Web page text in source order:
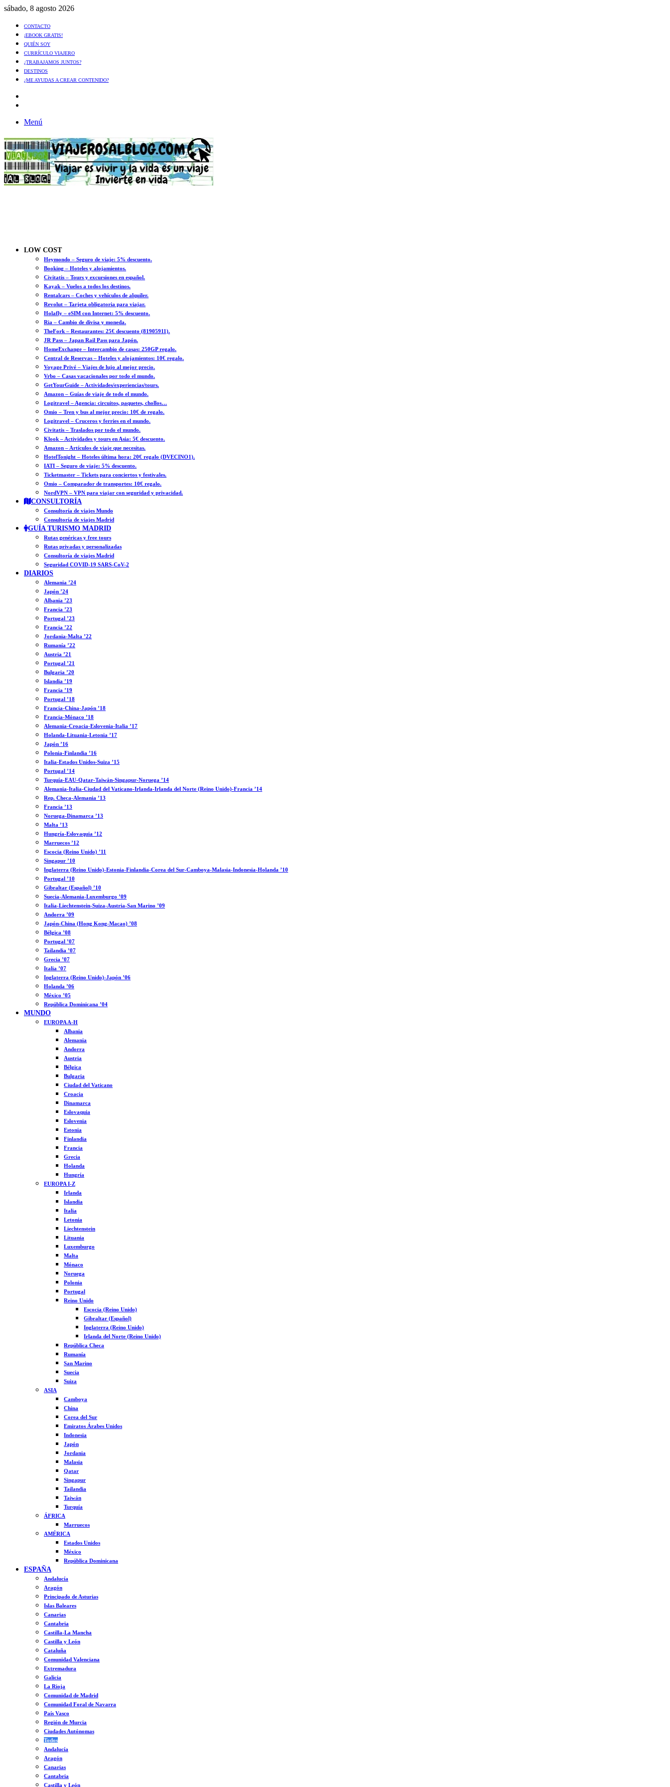
sábado, 8 agosto 2026
CONTACTO
¡EBOOK GRATIS!
QUIÉN SOY
CURRÍCULO VIAJERO
¿TRABAJAMOS JUNTOS?
DESTINOS
¿ME AYUDAS A CREAR CONTENIDO?
Menú
LOW COST
Heymondo – Seguro de viaje: 5% descuento.
Booking – Hoteles y alojamientos.
Civitatis – Tours y excursiones en español.
Kayak – Vuelos a todos los destinos.
Rentalcars – Coches y vehículos de alquiler.
Revolut – Tarjeta obligatoria para viajar.
Holafly – eSIM con Internet: 5% descuento.
Ria – Cambio de divisa y moneda.
TheFork – Restaurantes: 25€ descuento (81905911).
JR Pass – Japan Rail Pass para Japón.
HomeExchange – Intercambio de casas: 250GP regalo.
Central de Reservas – Hoteles y alojamientos: 10€ regalo.
Voyage Privé – Viajes de lujo al mejor precio.
Vrbo – Casas vacacionales por todo el mundo.
GetYourGuide – Actividades/experiencias/tours.
Amazon – Guías de viaje de todo el mundo.
Logitravel – Agencia: circuitos, paquetes, chollos…
Omio – Tren y bus al mejor precio: 10€ de regalo.
Logitravel – Cruceros y ferries en el mundo.
Civitatis – Traslados por todo el mundo.
Klook – Actividades y tours en Asia: 5€ descuento.
Amazon – Artículos de viaje que necesitas.
HotelTonight – Hoteles última hora: 20€ regalo (DVECINO1).
IATI – Seguro de viaje: 5% descuento.
Ticketmaster – Tickets para conciertos y festivales.
Omio – Comparador de transportes: 10€ regalo.
NordVPN – VPN para viajar con seguridad y privacidad.
CONSULTORÍA
Consultoría de viajes Mundo
Consultoría de viajes Madrid
GUÍA TURISMO MADRID
Rutas genéricas y free tours
Rutas privadas y personalizadas
Consultoría de viajes Madrid
Seguridad COVID-19 SARS-CoV-2
DIARIOS
Alemania ’24
Japón ’24
Albania ’23
Francia ’23
Portugal ’23
Francia ’22
Jordania-Malta ’22
Rumanía ’22
Austria ’21
Portugal ’21
Bulgaria ’20
Islandia ’19
Francia ’19
Portugal ’18
Francia-China-Japón ’18
Francia-Mónaco ’18
Alemania-Croacia-Eslovenia-Italia ’17
Holanda-Lituania-Letonia ’17
Japón ’16
Polonia-Finlandia ’16
Italia-Estados Unidos-Suiza ’15
Portugal ’14
Turquía-EAU-Qatar-Taiwán-Singapur-Noruega ’14
Alemania-Italia-Ciudad del Vaticano-Irlanda-Irlanda del Norte (Reino Unido)-Francia ’14
Rep. Checa-Alemania ’13
Francia ’13
Noruega-Dinamarca ’13
Malta ’13
Hungría-Eslovaquia ’12
Marruecos ’12
Escocia (Reino Unido) ’11
Singapur ’10
Inglaterra (Reino Unido)-Estonia-Finlandia-Corea del Sur-Camboya-Malasia-Indonesia-Holanda ’10
Portugal ’10
Gibraltar (Español) ’10
Suecia-Alemania-Luxemburgo ’09
Italia-Liechtenstein-Suiza-Austria-San Marino ’09
Andorra ’09
Japón-China (Hong Kong-Macao) ’08
Bélgica ’08
Portugal ’07
Tailandia ’07
Grecia ’07
Italia ’07
Inglaterra (Reino Unido)-Japón ’06
Holanda ’06
México ’05
República Dominicana ’04
MUNDO
EUROPA A-H
Albania
Alemania
Andorra
Austria
Bélgica
Bulgaria
Ciudad del Vaticano
Croacia
Dinamarca
Eslovaquia
Eslovenia
Estonia
Finlandia
Francia
Grecia
Holanda
Hungría
EUROPA I-Z
Irlanda
Islandia
Italia
Letonia
Liechtenstein
Lituania
Luxemburgo
Malta
Mónaco
Noruega
Polonia
Portugal
Reino Unido
Escocia (Reino Unido)
Gibraltar (Español)
Inglaterra (Reino Unido)
Irlanda del Norte (Reino Unido)
República Checa
Rumanía
San Marino
Suecia
Suiza
ASIA
Camboya
China
Corea del Sur
Emiratos Árabes Unidos
Indonesia
Japón
Jordania
Malasia
Qatar
Singapur
Tailandia
Taiwán
Turquía
ÁFRICA
Marruecos
AMÉRICA
Estados Unidos
México
República Dominicana
ESPAÑA
Andalucía
Aragón
Principado de Asturias
Islas Baleares
Canarias
Cantabria
Castilla-La Mancha
Castilla y León
Cataluña
Comunidad Valenciana
Extremadura
Galicia
La Rioja
Comunidad de Madrid
Comunidad Foral de Navarra
País Vasco
Región de Murcia
Ciudades Autónomas
Todos
Andalucía
Aragón
Canarias
Cantabria
Castilla y León